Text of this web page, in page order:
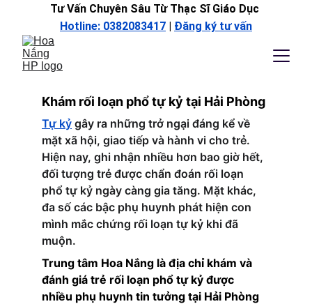
Tư Vấn Chuyên Sâu Từ Thạc Sĩ Giáo Dục
Hotline: 0382083417 | Đăng ký tư vấn
Khám rối loạn phổ tự kỷ tại Hải Phòng
Tự kỷ gây ra những trở ngại đáng kể về
mặt xã hội, giao tiếp và hành vi cho trẻ.
Hiện nay, ghi nhận nhiều hơn bao giờ hết,
đối tượng trẻ được chẩn đoán rối loạn
phổ tự kỷ ngày càng gia tăng. Mặt khác,
đa số các bậc phụ huynh phát hiện con
mình mắc chứng rối loạn tự kỷ khi đã
muộn.
Trung tâm Hoa Nắng là địa chỉ khám và
đánh giá trẻ rối loạn phổ tự kỷ được
nhiều phụ huynh tin tưởng tại Hải Phòng